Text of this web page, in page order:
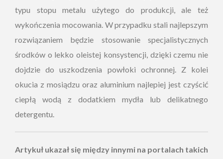
typu stopu metalu użytego do produkcji, ale też
wykończenia mocowania. W przypadku stali najlepszym
rozwiązaniem będzie stosowanie specjalistycznych
środków o lekko oleistej konsystencji, dzięki czemu nie
dojdzie do uszkodzenia powłoki ochronnej. Z kolei
okucia z mosiądzu oraz aluminium najlepiej jest czyścić
ciepłą wodą z dodatkiem mydła lub delikatnego
detergentu.
Artykuł ukazał się między innymi na portalach takich